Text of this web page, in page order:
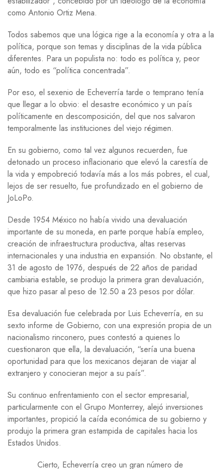
como Antonio Ortiz Mena.
Todos sabemos que una lógica rige a la economía y otra a la
política, porque son temas y disciplinas de la vida pública
diferentes. Para un populista no: todo es política y, peor
aún, todo es “política concentrada”.
Por eso, el sexenio de Echeverría tarde o temprano tenía
que llegar a lo obvio: el desastre económico y un país
políticamente en descomposición, del que nos salvaron
temporalmente las instituciones del viejo régimen.
En su gobierno, como tal vez algunos recuerden, fue
detonado un proceso inflacionario que elevó la carestía de
la vida y empobreció todavía más a los más pobres, el cual,
lejos de ser resuelto, fue profundizado en el gobierno de
JoLoPo.
Desde 1954 México no había vivido una devaluación
importante de su moneda, en parte porque había empleo,
creación de infraestructura productiva, altas reservas
internacionales y una industria en expansión. No obstante, el
31 de agosto de 1976, después de 22 años de paridad
cambiaria estable, se produjo la primera gran devaluación,
que hizo pasar al peso de 12.50 a 23 pesos por dólar.
Esa devaluación fue celebrada por Luis Echeverría, en su
sexto informe de Gobierno, con una expresión propia de un
nacionalismo rinconero, pues contestó a quienes lo
cuestionaron que ella, la devaluación, “sería una buena
oportunidad para que los mexicanos dejaran de viajar al
extranjero y conocieran mejor a su país”.
Su continuo enfrentamiento con el sector empresarial,
particularmente con el Grupo Monterrey, alejó inversiones
importantes, propició la caída económica de su gobierno y
produjo la primera gran estampida de capitales hacia los
Estados Unidos.
Cierto, Echeverría creo un gran número de